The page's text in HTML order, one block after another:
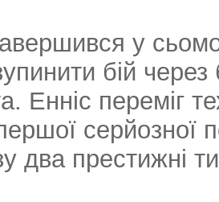
у
бій через
Енніс переміг
серйозної
два престижні